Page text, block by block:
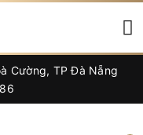
Cường, TP Đà Nẵng